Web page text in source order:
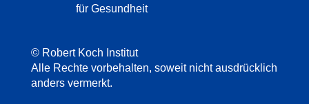
für Gesundheit
© Robert Koch Institut
Alle Rechte vorbehalten, soweit nicht ausdrücklich
anders vermerkt.